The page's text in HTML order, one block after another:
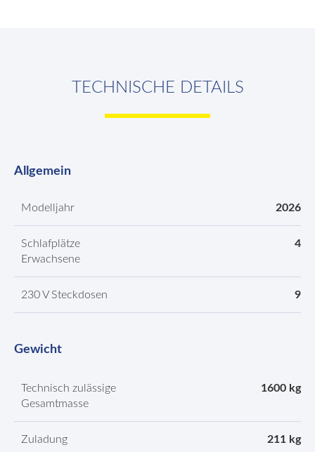
TECHNISCHE DETAILS
Allgemein
Modelljahr 2026
Schlafplätze
Erwachsene
4
230 V Steckdosen 9
Gewicht
Technisch zulässige
Gesamtmasse
1600 kg
Zuladung 211 kg